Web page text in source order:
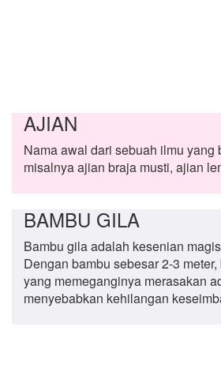
AJIAN
Nama awal dari sebuah ilmu yang
misalnya ajian braja musti, ajian
BAMBU GILA
Bambu gila adalah kesenian
Dengan bambu sebesar 2-3
yang memeganginya merasakan
menyebabkan kehilangan